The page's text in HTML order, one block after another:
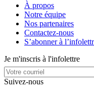
À propos
Notre équipe
Nos partenaires
Contactez-nous
S’abonner à
Je m'inscris à l'infolettre
Suivez-nous